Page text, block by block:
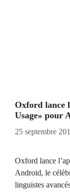
Oxford lance
Usage» pour
25 septembre
Oxford lance
Android, le
linguistes